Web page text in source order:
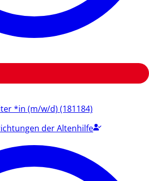
*in (m/w/d) (181184)
der Altenhilfe